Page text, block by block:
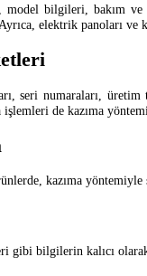
model bilgileri, bakım
elektrik panoları
seri numaraları,
de kazıma
kazıma
gibi bilgilerin kalıcı